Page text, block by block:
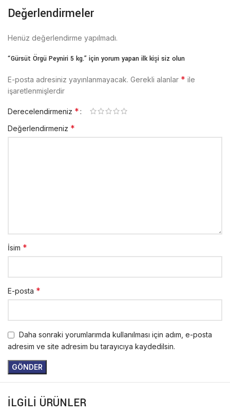
Değerlendirmeler
Henüz değerlendirme yapılmadı.
“Gürsüt Örgü Peyniri 5 kg.” için yorum yapan ilk kişi siz olun
E-posta adresiniz yayınlanmayacak. Gerekli alanlar * ile
işaretlenmişlerdir
Derecelendirmeniz *
Değerlendirmeniz *
İsim *
E-posta *
Daha sonraki yorumlarımda kullanılması için adım, e-posta
adresim ve site adresim bu tarayıcıya kaydedilsin.
İLGILI ÜRÜNLER